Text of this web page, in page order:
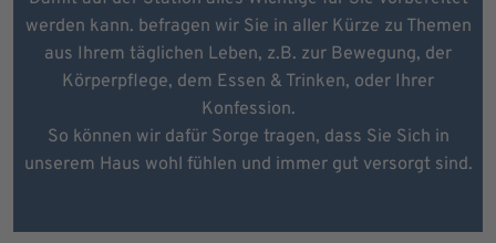
werden kann. befragen wir Sie in aller Kürze zu Themen
aus Ihrem täglichen Leben, z.B. zur Bewegung, der
Körperpflege, dem Essen & Trinken, oder Ihrer
Konfession.
So können wir dafür Sorge tragen, dass Sie Sich in
unserem Haus wohl fühlen und immer gut versorgt sind.